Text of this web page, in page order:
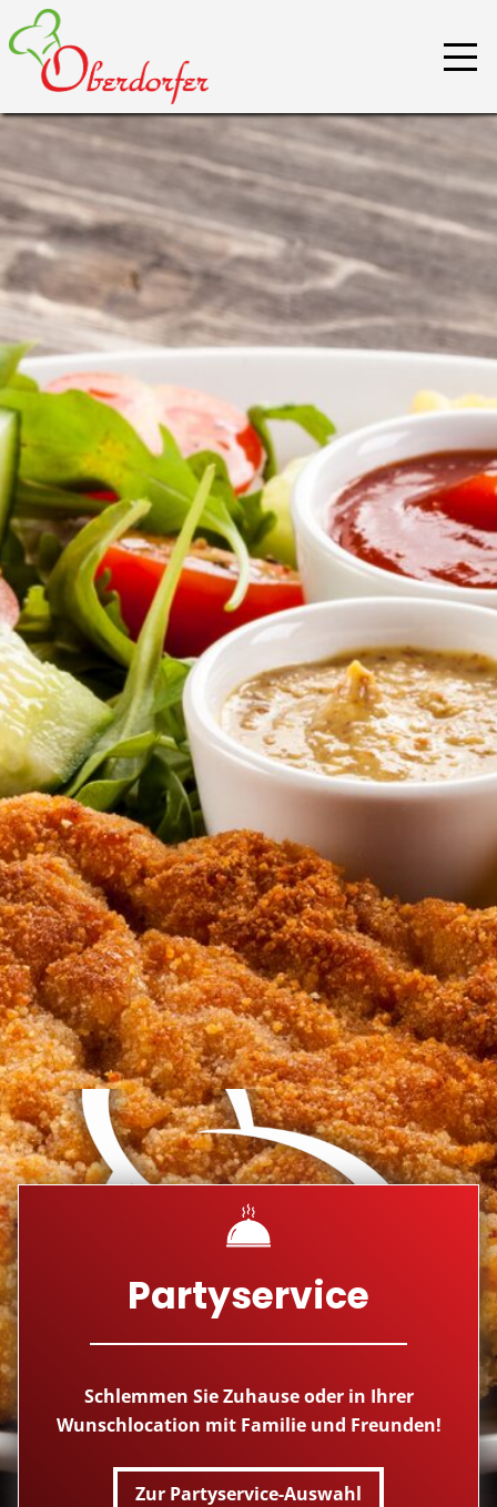
START
AKTUELLES
PARTYSERVICE
KONTAKT
Partyservice
Schlemmen Sie Zuhause oder in Ihrer
Wunschlocation mit Familie und Freunden!
Zur Partyservice-Auswahl